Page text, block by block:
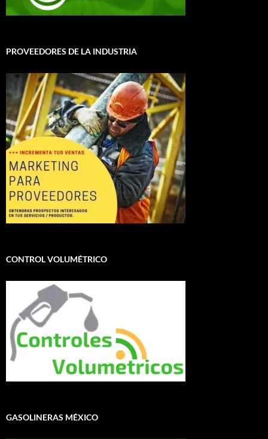
PROVEEDORES DE LA INDUSTRIA
CONTROL VOLUMÉTRICO
GASOLINERAS MÉXICO